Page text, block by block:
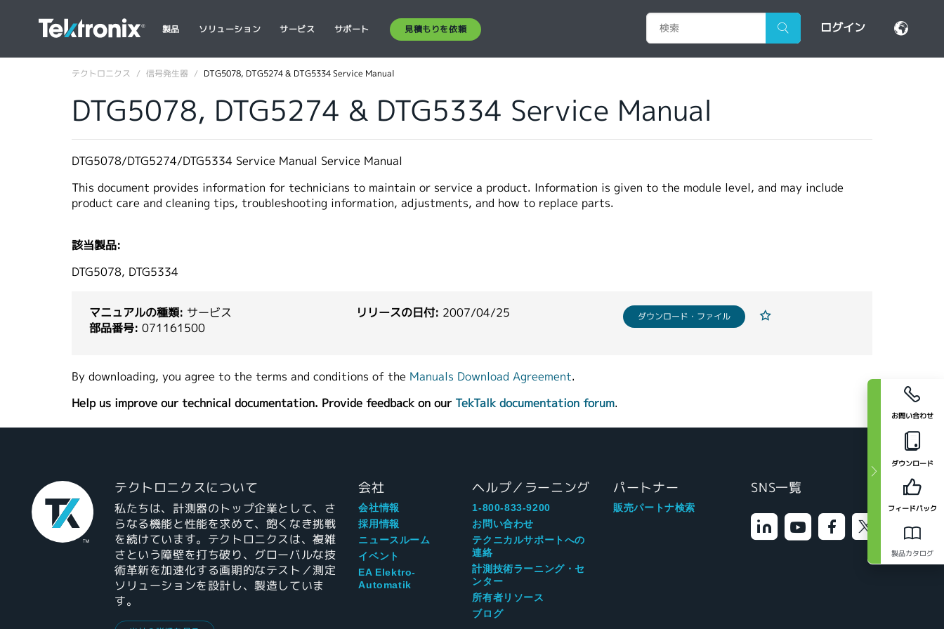
製品 ソリューション サービス サポート 見積もりを依頼 ログイン
お問い合わせ
ダウンロード
フィードバック
製品カタログ
テクトロニクス 信号発生器 DTG5078, DTG5274 & DTG5334 Service Manual
DTG5078, DTG5274 & DTG5334 Service Manual
DTG5078/DTG5274/DTG5334 Service Manual Service Manual
This document provides information for technicians to maintain or service a product. Information is given to the module level, and may include
product care and cleaning tips, troubleshooting information, adjustments, and how to replace parts.
該当製品:
DTG5078, DTG5334
マニュアルの種類: サービス
部品番号: 071161500
リリースの日付: 2007/04/25 ダウンロード・ファイル
By downloading, you agree to the terms and conditions of the Manuals Download Agreement.
Help us improve our technical documentation. Provide feedback on our TekTalk documentation forum.
テクトロニクスについて
私たちは、計測器のトップ企業として、さ
らなる機能と性能を求めて、飽くなき挑戦
を続けています。テクトロニクスは、複雑
さという障壁を打ち破り、グローバルな技
術革新を加速化する画期的なテスト／測定
ソリューションを設計し、製造していま
す。
会社
会社情報
採用情報
ニュースルーム
イベント
EA Elektro-
Automatik
ヘルプ／ラーニング
1-800-833-9200
お問い合わせ
テクニカルサポートへの
連絡
計測技術ラーニング・セ
ンター
所有者リソース
ブログ
パートナー
販売パートナ検索
SNS一覧